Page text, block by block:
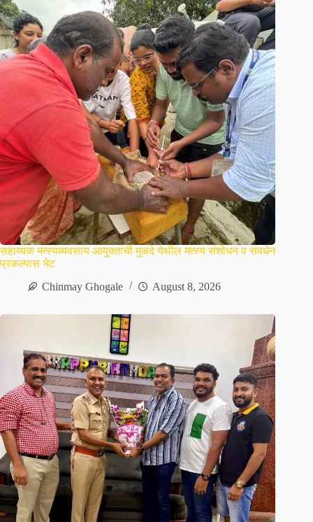
सहाय्यक मत्स्यव्यवसाय आयुक्तांची मुळदे येथील मत्स्य संशोधन व संवर्धन
प्रकल्पास भेट
Chinmay Ghogale
August 8, 2026